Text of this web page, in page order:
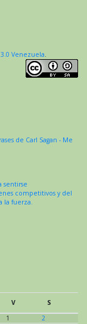
Venezuela
de Carl Sagan - Me
sentirse
competitivos y del
la fuerza.
V
S
1
2